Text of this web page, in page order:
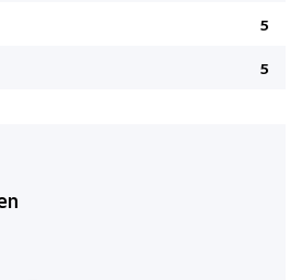
5
5